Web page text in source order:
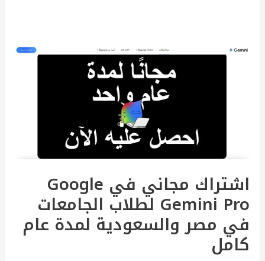
اشتراك مجاني في Google
Gemini Pro لطلاب الجامعات
في مصر والسعودية لمدة عام
كامل
اشتراك
لطلاب
الجامعات
مصر
والسعودية
لمدة